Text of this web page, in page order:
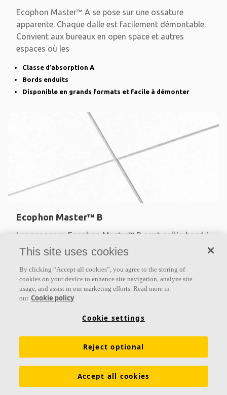
Ecophon Master™ A se pose sur une ossature
apparente. Chaque dalle est facilement démontable.
Convient aux bureaux en open space et autres
espaces où les
Classe d’absorption A
Bords enduits
Disponible en grands formats et facile à démonter
Ecophon Master™ B
Les panneaux Ecophon Master™ B sont collés bord à
bord directement sur le support, créant ainsi un
et
Classe d’absorption A
Bords peints
Fixation directe avec de la colle
This site uses cookies
By clicking “Accept all cookies”, you agree to the storing of
cookies on your device to enhance site navigation, analyze site
usage, and assist in our marketing efforts. Read more in
our Cookie policy
Cookie settings
Reject optional
Accept all cookies